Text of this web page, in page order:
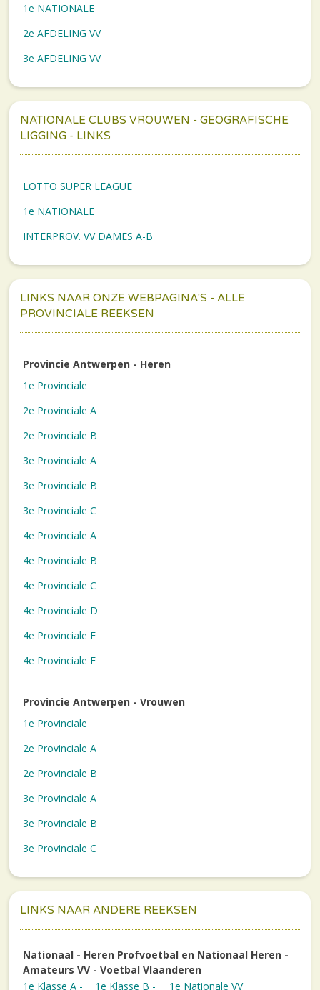
1e NATIONALE
2e AFDELING VV
3e AFDELING VV
NATIONALE CLUBS VROUWEN - GEOGRAFISCHE
LIGGING - LINKS
LOTTO SUPER LEAGUE
1e NATIONALE
INTERPROV. VV DAMES A-B
LINKS NAAR ONZE WEBPAGINA'S - ALLE
PROVINCIALE REEKSEN
Provincie Antwerpen - Heren
1e Provinciale
2e Provinciale A
2e Provinciale B
3e Provinciale A
3e Provinciale B
3e Provinciale C
4e Provinciale A
4e Provinciale B
4e Provinciale C
4e Provinciale D
4e Provinciale E
4e Provinciale F
Provincie Antwerpen - Vrouwen
1e Provinciale
2e Provinciale A
2e Provinciale B
3e Provinciale A
3e Provinciale B
3e Provinciale C
LINKS NAAR ANDERE REEKSEN
Nationaal - Heren Profvoetbal en Nationaal Heren -
Amateurs VV - Voetbal Vlaanderen
1e Klasse A -
1e Klasse B - 1e Nationale VV